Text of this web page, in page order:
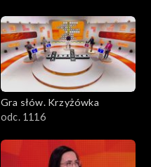
Gra słów. Krzyżówka
odc. 1116